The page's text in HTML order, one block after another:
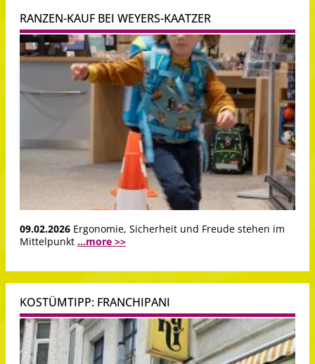
RANZEN-KAUF BEI WEYERS-KAATZER
09.02.2026 Ergonomie, Sicherheit und Freude stehen im
Mittelpunkt ...more >>
KOSTÜMTIPP: FRANCHIPANI